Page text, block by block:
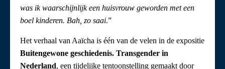
was ik waarschijnlijk een huisvrouw geworden met een
boel kinderen. Bah, zo saai.”
Het verhaal van Aaïcha is één van de velen in de expositie
Buitengewone geschiedenis. Transgender in
Nederland, een tijdelijke tentoonstelling gemaakt door